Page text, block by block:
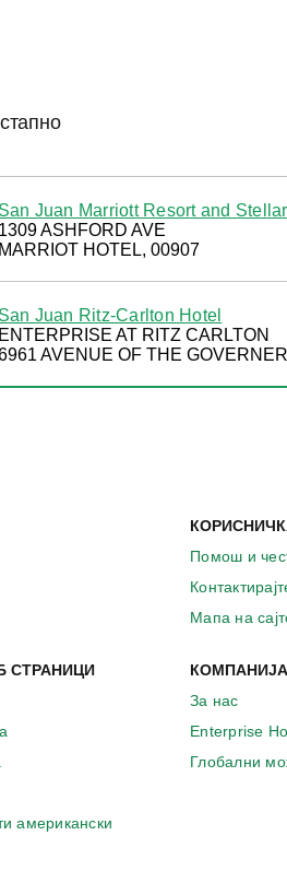
San Juan Marriott Resort and
1309 ASHFORD AVE
MARRIOT HOTEL, 00907
San Juan Ritz-Carlton Hotel
ENTERPRISE AT RITZ CARLTON
AVENUE OF THE
СТРАНИЦИ
американски
Помош и
Мапа на
КОМПАНИЈА
За нас
Enterprise
Глобални